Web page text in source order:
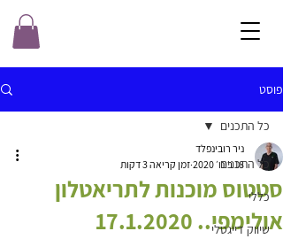
פוסט
כל התכנים
כללי
שיווק דייגטלי
כל התכנים
סטטוס מוכנות לתריאטלון
אולימפי.. 17.1.2020
ניר רובינפלד
18 בינו׳ 2020
זמן קריאה 3 דקות